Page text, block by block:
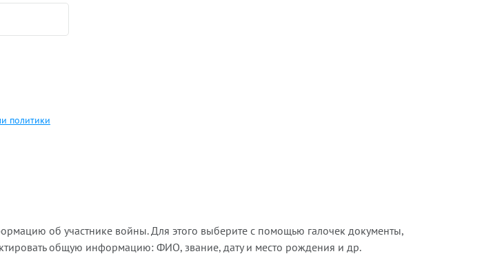
политики
об участнике войны. Для этого выберите с помощью галочек документы,
общую информацию: ФИО, звание, дату и место рождения и др.